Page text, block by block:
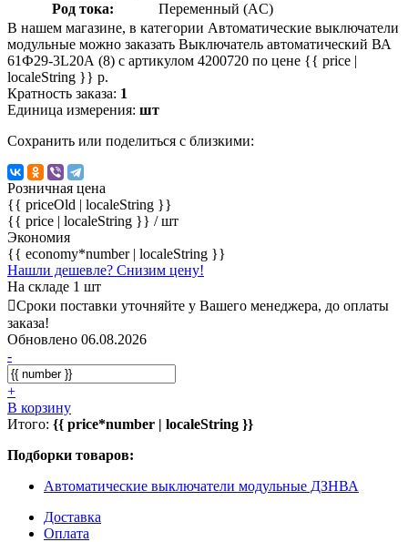
Род тока:
Переменный (AC)
В нашем магазине, в категории Автоматические выключатели
модульные можно заказать Выключатель автоматический ВА
61Ф29-3L20А (8) с артикулом 4200720 по цене {{ price |
localeString }} р.
Кратность заказа: 1
Единица измерения: шт
Сохранить или поделиться с близкими:
Розничная цена
{{ priceOld | localeString }}
{{ price | localeString }} / шт
Экономия
{{ economy*number | localeString }}
Нашли дешевле? Снизим цену!
На складе 1 шт
Сроки поставки уточняйте у Вашего менеджера, до оплаты
заказа!
Обновлено 06.08.2026
-
+
В корзину
Итого: {{ price*number | localeString }}
Подборки товаров:
Автоматические выключатели модульные ДЗНВА
Доставка
Оплата